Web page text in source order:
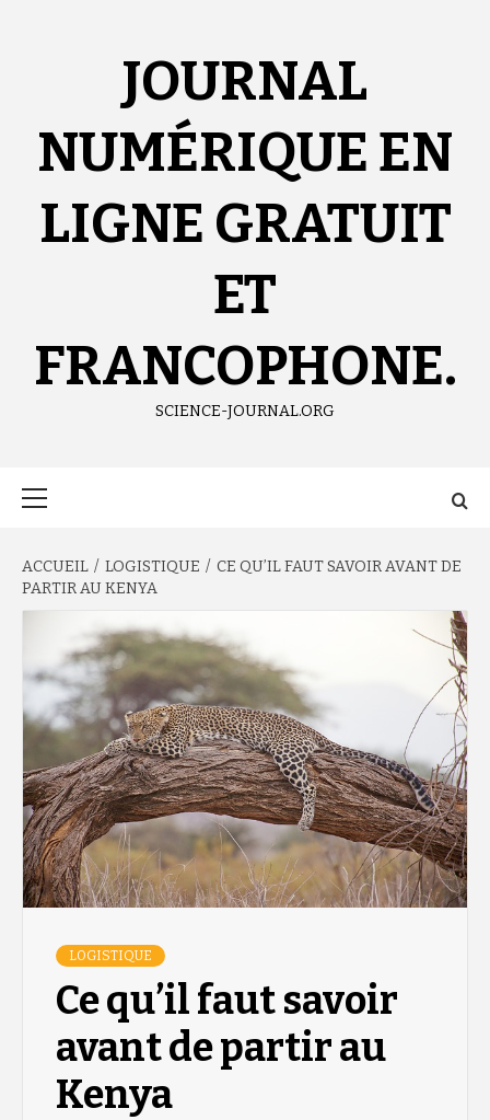
JOURNAL
NUMÉRIQUE EN
LIGNE GRATUIT
ET
FRANCOPHONE.
SCIENCE-JOURNAL.ORG
ACCUEIL LOGISTIQUE
CE QU’IL FAUT SAVOIR AVANT DE
PARTIR AU KENYA
LOGISTIQUE
Ce qu’il faut savoir
avant de partir au
Kenya